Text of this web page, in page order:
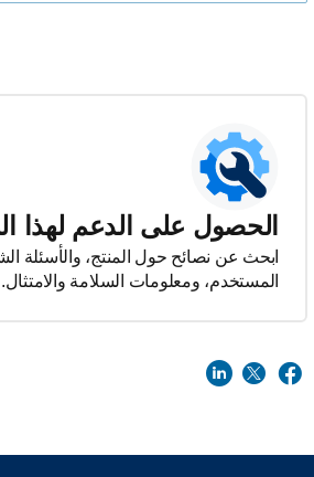
الحصول على الدعم لهذا
ابحث عن نصائح حول المنتج، والأسئلة
المستخدم، ومعلومات السلامة والامتثال.